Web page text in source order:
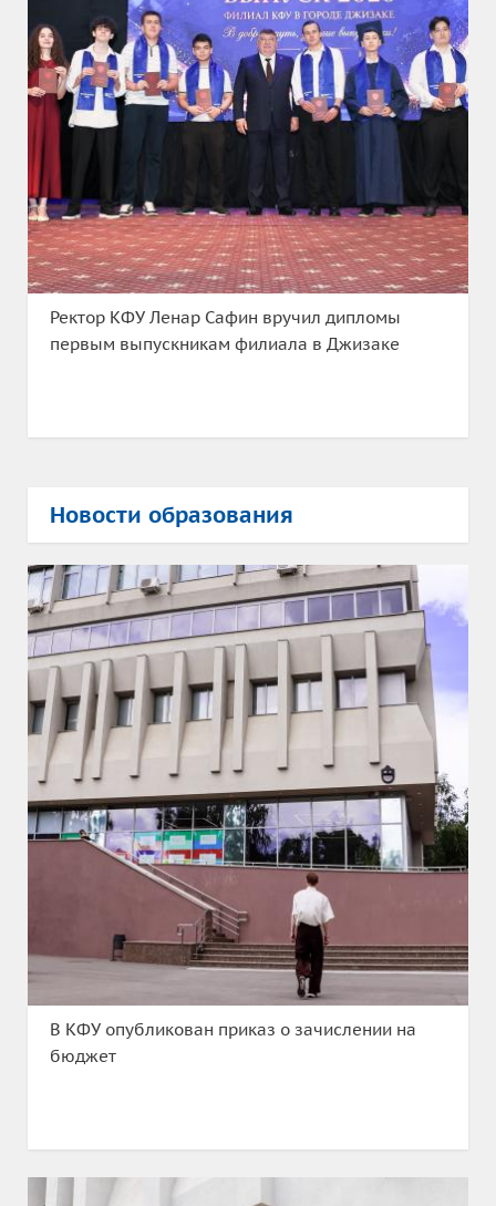
Ректор КФУ Ленар Сафин вручил дипломы
первым выпускникам филиала в Джизаке
Новости образования
В КФУ опубликован приказ о зачислении на
бюджет